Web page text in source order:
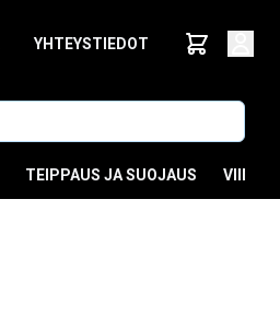
YHTEYSTIEDOT
TEIPPAUS JA SUOJAUS